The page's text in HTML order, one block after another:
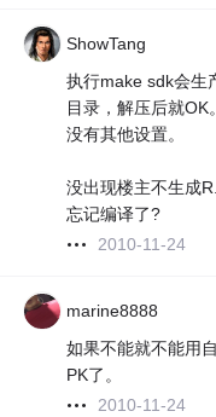
ShowTang
执行make sdk会生
目录，解压后就OK。
没有其他设置。
没出现楼主不生成
忘记编译了?
2010-11-24
marine8888
如果不能就不能用
PK了。
2010-11-24